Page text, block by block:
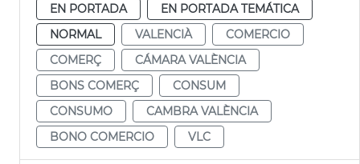
EN PORTADA
EN PORTADA TEMÁTICA
NORMAL
VALENCIÀ
COMERCIO
COMERÇ
CÁMARA VALÈNCIA
BONS COMERÇ
CONSUM
CONSUMO
CAMBRA VALÈNCIA
BONO COMERCIO
VLC